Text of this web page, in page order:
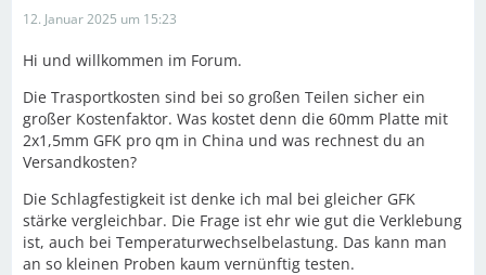
12. Januar 2025 um 15:23
Hi und willkommen im Forum.
Die Trasportkosten sind bei so großen Teilen sicher ein
großer Kostenfaktor. Was kostet denn die 60mm Platte mit
2x1,5mm GFK pro qm in China und was rechnest du an
Versandkosten?
Die Schlagfestigkeit ist denke ich mal bei gleicher GFK
stärke vergleichbar. Die Frage ist ehr wie gut die Verklebung
ist, auch bei Temperaturwechselbelastung. Das kann man
an so kleinen Proben kaum vernünftig testen.